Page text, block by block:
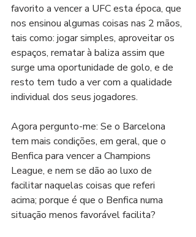
favorito a vencer a UFC esta época, que
nos ensinou algumas coisas nas 2 mãos,
tais como: jogar simples, aproveitar os
espaços, rematar à baliza assim que
surge uma oportunidade de golo, e de
resto tem tudo a ver com a qualidade
individual dos seus jogadores.
Agora pergunto-me: Se o Barcelona
tem mais condições, em geral, que o
Benfica para vencer a Champions
League, e nem se dão ao luxo de
facilitar naquelas coisas que referi
acima; porque é que o Benfica numa
situação menos favorável facilita?